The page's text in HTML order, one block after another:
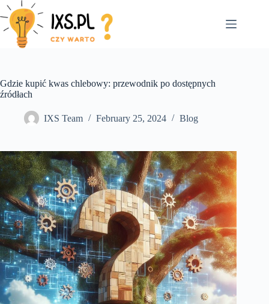
Skip
to
content
Gdzie kupić kwas chlebowy: przewodnik po dostępnych
źródłach
IXS Team February 25, 2024 Blog